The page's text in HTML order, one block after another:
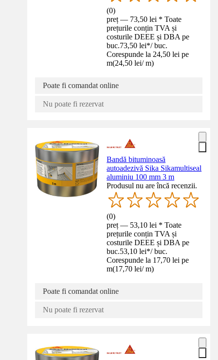
(0)
preț — 73,50 lei * Toate
prețurile conțin TVA și
costurile DEEE și DBA pe
buc.73,50 lei*/ buc.
Corespunde la 24,50 lei pe
m(24,50 lei/ m)
Poate fi comandat online
Nu poate fi rezervat
Bandă bituminoasă
autoadezivă Sika Sikamultiseal
aluminiu 100 mm 3 m
Produsul nu are încă recenzii.
(0)
preț — 53,10 lei * Toate
prețurile conțin TVA și
costurile DEEE și DBA pe
buc.53,10 lei*/ buc.
Corespunde la 17,70 lei pe
m(17,70 lei/ m)
Poate fi comandat online
Nu poate fi rezervat